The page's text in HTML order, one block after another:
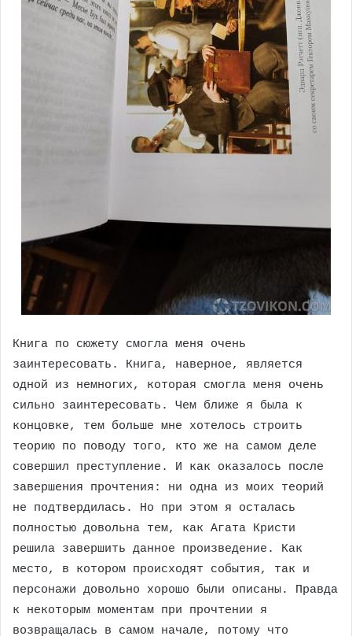
Книга по сюжету смогла меня очень
заинтересовать. Книга, наверное, является
одной из немногих, которая смогла меня очень
сильно заинтересовать. Чем ближе я была к
концовке, тем больше мне хотелось строить
теорию по поводу того, кто же на самом деле
совершил преступление. И как оказалось после
завершения прочтения: ни одна из моих теорий
не подтвердилась. Но при этом я осталась
полностью довольна тем, как Агата Кристи
решила завершить данное произведение. Как
место, в котором происходят события, так и
персонажи довольно хорошо были описаны. Правда
к некоторым моментам при прочтении я
возвращалась в самом начале, потому что